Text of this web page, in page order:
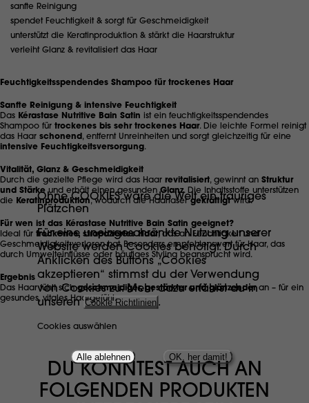
sanfte Reinigung
spendet Feuchtigkeit & sorgt für Geschmeidigkeit
unterstützt die Keratinproduktion & stärkt die Haarstruktur
verleiht Glanz & revitalisiert das Haar
Feuchtigkeitsspendendes Shampoo für trockenes Haar
Sanfte Reinigung & intensive Feuchtigkeit
Das Kérastase Nutritive Bain Satin ist ein feuchtigkeitsspendendes
Shampoo für trockenes bis sehr trockenes Haar. Die leichte Formel reinigt
das Haar schonend , entfernt Unreinheiten und sorgt gleichzeitig für eine
intensive Feuchtigkeitsversorgung .
Vitalität, Glanz & Geschmeidigkeit
Durch die gezielte Pflege wird das Haar revitalisiert, gewinnt an Struktur
und Stärke und erhält einen gesundenGlanz. Die Inhaltsstoffe unterstützen
die
Keratinproduktion, wodurch die Haarfasergekräftigtwird.
Für wen ist das Kérastase Nutritive Bain Satin geeignet?
Ideal für trockenes, strapaziertes Haar, das an Feuchtigkeit und
Geschmeidigkeit verloren hat. Besonders empfehlenswert für Haar, das
durch Umwelteinflüsse oder häufiges Styling beansprucht wird.
Ergebnis
Das Haar fühlt sichgeschmeidiger, gestärkter und glänzenderan – für ein
gesundes, vitales Haargefühl.
DU KÖNNTEST AUCH AN
FOLGENDEN PRODUKTEN
Ohne COOKIES wäre die Welt ein trauriges
Plätzchen
Für eine uneingeschränkte Nutzung unserer
Website werden Cookies benötigt. Durch
Anklicken des Buttons „Cookies
akzeptieren“ stimmst du der Verwendung
von Cookies zu. Mehr dazu erfährst du in
unserenCookie Richtlinien .
Cookies auswählen
Alle ablehnen OK, her damit!